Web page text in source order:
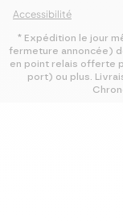
Accessibilité
* Expédition le jour
fermeture annoncée)
en point relais offerte
port) ou plus.